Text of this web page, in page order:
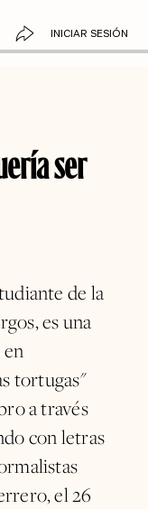
INICIAR SESIÓN
ser
de la
es una
en
tortugas"
a través
con letras
el 26